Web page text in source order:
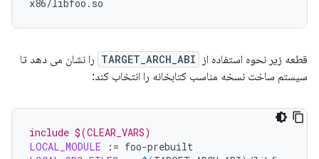
قطعه زیر نحوه استفاده از TARGET_ARCH_ABI را نشان می دهد تا
سیستم ساخت نسخه مناسب کتابخانه را انتخاب کند:
include $(CLEAR_VARS)
LOCAL_MODULE
:=